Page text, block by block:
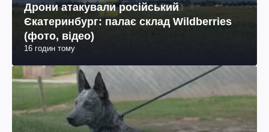
Дрони атакували російський
Єкатеринбург: палає склад Wildberries
(фото, відео)
16 годин тому